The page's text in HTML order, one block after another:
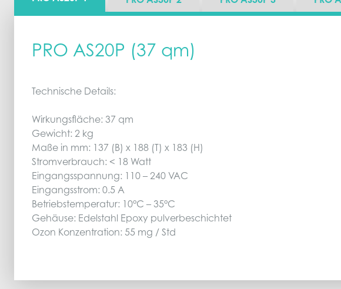
PRO AS20P (37 qm)
Technische Details:
Wirkungsfläche: 37 qm
Gewicht: 2 kg
Maße in mm: 137 (B) x 188 (T) x 183 (H)
Stromverbrauch: < 18 Watt
Eingangsspannung: 110 – 240 VAC
Eingangsstrom: 0.5 A
Betriebstemperatur: 10°C – 35°C
Gehäuse: Edelstahl Epoxy pulverbeschichtet
Ozon Konzentration: 55 mg / Std